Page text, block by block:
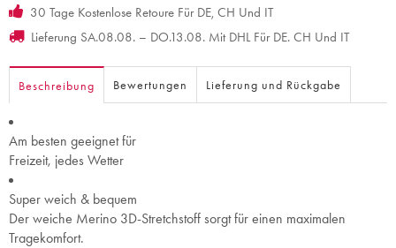
30 Tage Kostenlose Retoure Für DE, CH Und IT
Lieferung SA.08.08. – DO.13.08. Mit DHL Für DE. CH Und IT
Beschreibung Bewertungen Lieferung und Rückgabe
Am besten geeignet für
Freizeit, jedes Wetter
Super weich & bequem
Der weiche Merino 3D-Stretchstoff sorgt für einen maximalen
Tragekomfort.